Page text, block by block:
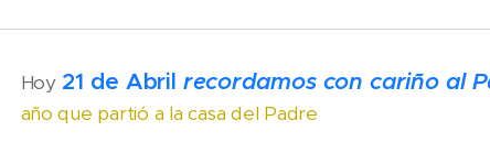
Hoy 21 de Abril recordamos con cariño al
año que partió a la casa del Padre